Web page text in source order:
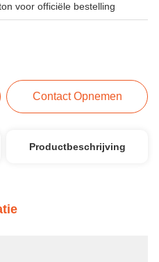
voor officiële bestelling
Contact Opnemen
Productbeschrijving